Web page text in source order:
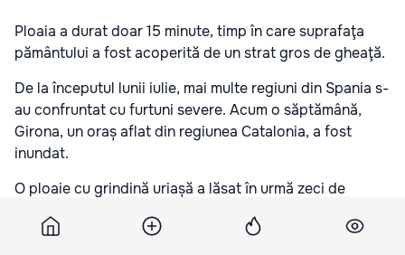
Ploaia a durat doar 15 minute, timp în care suprafaţa
pământului a fost acoperită de un strat gros de gheaţă.
De la începutul lunii iulie, mai multe regiuni din Spania s-
au confruntat cu furtuni severe. Acum o săptămână,
Girona, un oraș aflat din regiunea Catalonia, a fost
inundat.
O ploaie cu grindină uriașă a lăsat în urmă zeci de
agricole.